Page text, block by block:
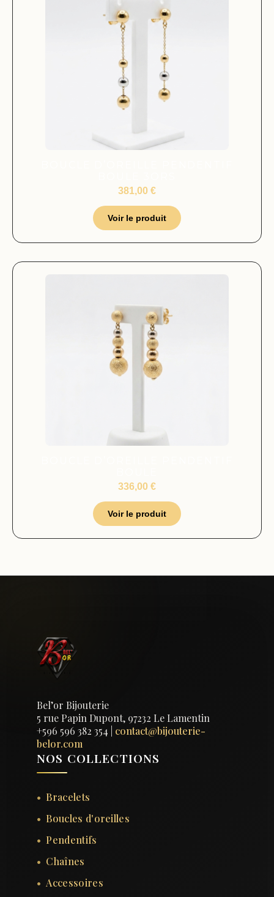
381,00 €
Voir le produit
336,00 €
Voir le produit
Bel’or Bijouterie
5 rue Papin Dupont, 97232 Le Lamentin
+596 596 382 354
contact@bijouterie-
belor.com
NOS COLLECTIONS
Bracelets
Boucles d'oreilles
Pendentifs
Chaînes
Accessoires